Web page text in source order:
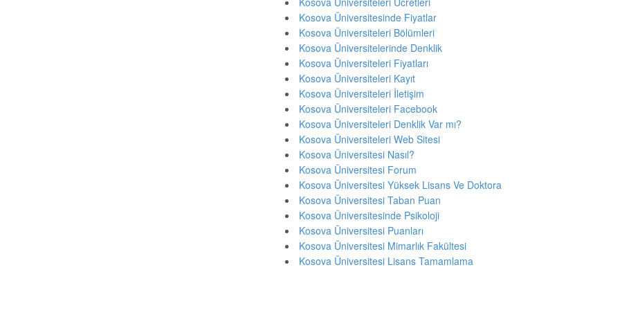
Kosova Üniversitesinde Fiyatlar
Kosova Üniversiteleri Bölümleri
Kosova Üniversitelerinde Denklik
Kosova Üniversiteleri Fiyatları
Kosova Üniversiteleri Kayıt
Kosova Üniversiteleri İletişim
Kosova Üniversiteleri Facebook
Kosova Üniversiteleri Denklik Var mı?
Kosova Üniversiteleri Web Sitesi
Kosova Üniversitesi Nasıl?
Kosova Üniversitesi Forum
Kosova Üniversitesi Yüksek Lisans Ve Doktora
Kosova Üniversitesi Taban Puan
Kosova Üniversitesinde Psikoloji
Kosova Üniversitesi Puanları
Kosova Üniversitesi Mimarlık Fakültesi
Kosova Üniversitesi Lisans Tamamlama